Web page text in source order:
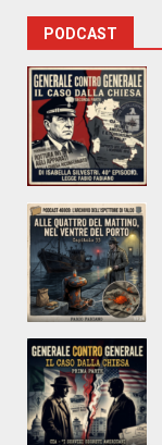
PODCAST